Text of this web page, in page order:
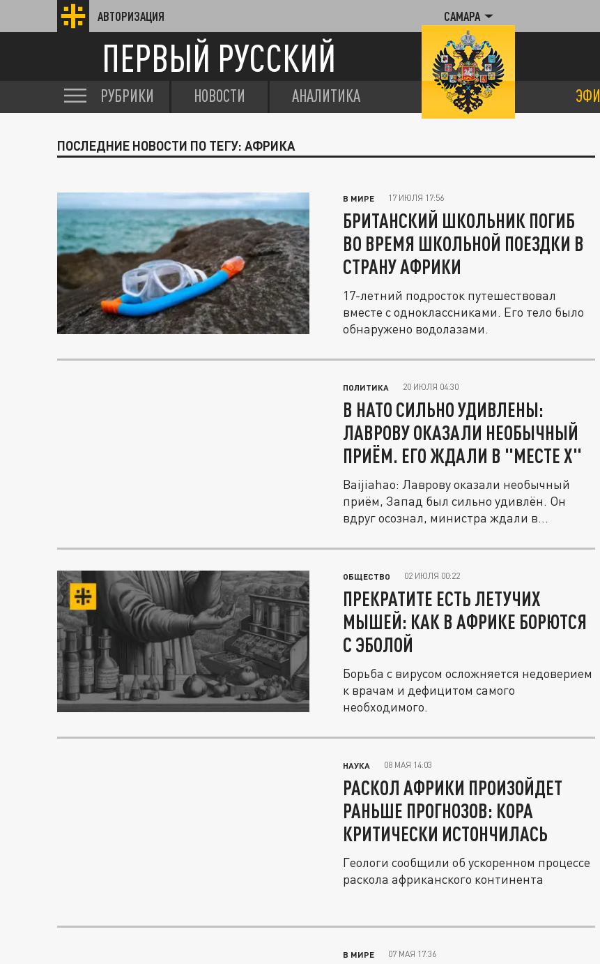
АВТОРИЗАЦИЯ САМАРА
ПЕРВЫЙ РУССКИЙ
РУБРИКИ НОВОСТИ АНАЛИТИКА
ПОСЛЕДНИЕ НОВОСТИ ПО ТЕГУ: АФРИКА
В МИРЕ 17 ИЮЛЯ 17:56
БРИТАНСКИЙ ШКОЛЬНИК ПОГИБ
ВО ВРЕМЯ ШКОЛЬНОЙ ПОЕЗДКИ В
СТРАНУ АФРИКИ
17-летний подросток путешествовал
вместе с одноклассниками. Его тело было
обнаружено водолазами.
ПОЛИТИКА 20 ИЮЛЯ 04:30
В НАТО СИЛЬНО УДИВЛЕНЫ:
ЛАВРОВУ ОКАЗАЛИ НЕОБЫЧНЫЙ
ПРИЁМ. ЕГО ЖДАЛИ В "МЕСТЕ X"
Baijiahao: Лаврову оказали необычный
приём, Запад был сильно удивлён. Он
вдруг осознал, министра ждали в...
ОБЩЕСТВО 02 ИЮЛЯ 00:22
ПРЕКРАТИТЕ ЕСТЬ ЛЕТУЧИХ
МЫШЕЙ: КАК В АФРИКЕ БОРЮТСЯ
С ЭБОЛОЙ
Борьба с вирусом осложняется недоверием
к врачам и дефицитом самого
необходимого.
НАУКА 08 МАЯ 14:03
РАСКОЛ АФРИКИ ПРОИЗОЙДЕТ
РАНЬШЕ ПРОГНОЗОВ: КОРА
КРИТИЧЕСКИ ИСТОНЧИЛАСЬ
Геологи сообщили об ускоренном процессе
раскола африканского континента
В МИРЕ 07 МАЯ 17:36